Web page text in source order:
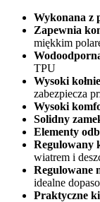
Wykonana z
Zapewnia
miękkim
TPU
Wysoki
zabezpiecza
Wysoki
Solidny
Elementy
Regulowany
wiatrem i
Regulowane
idealne
Praktyczne